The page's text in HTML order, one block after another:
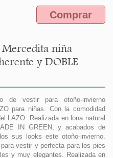
Comprar
niña
y DOBLE
de vestir para otoño-invierno
para niñas. Con la comodidad
LAZO. Realizada en lona natural
IN GREEN, y acabados de
sus looks este otoño-invierno.
vestir y perfecta para los pies
y muy elegantes. Realizada en